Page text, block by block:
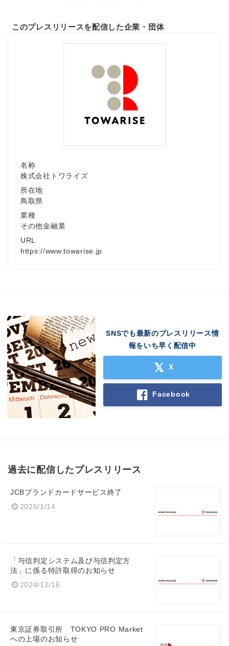
このプレスリリースを配信した企業・団体
名称
株式会社トワライズ
所在地
鳥取県
業種
その他金融業
URL
https://www.towarise.jp
SNSでも最新のプレスリリース情
報をいち早く配信中
X
Facebook
過去に配信したプレスリリース
JCBブランドカードサービス終了
2025/1/14
「与信判定システム及び与信判定方
法」に係る特許取得のお知らせ
2024/12/16
東京証券取引所 TOKYO PRO Market
への上場のお知らせ